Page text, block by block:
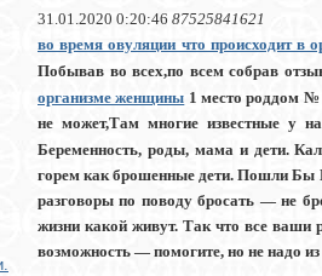
31.01.2020 0:20:46 87525841621
во время овуляции что происходит в
Побывав во всех,по всем собрав
организме женщины 1 место роддом
не может,Там многие известные у
Беременность, роды, мама и дети.
горем как брошенные дети. Пошли Бы
разговоры по поводу бросать — не
жизни какой живут. Так что все ваши
возможность — помогите, но не надо